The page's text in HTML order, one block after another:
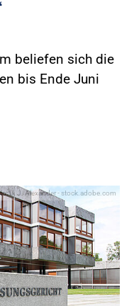
beliefen sich die
bis Ende Juni
U. J. Alexander - stock.adobe.com